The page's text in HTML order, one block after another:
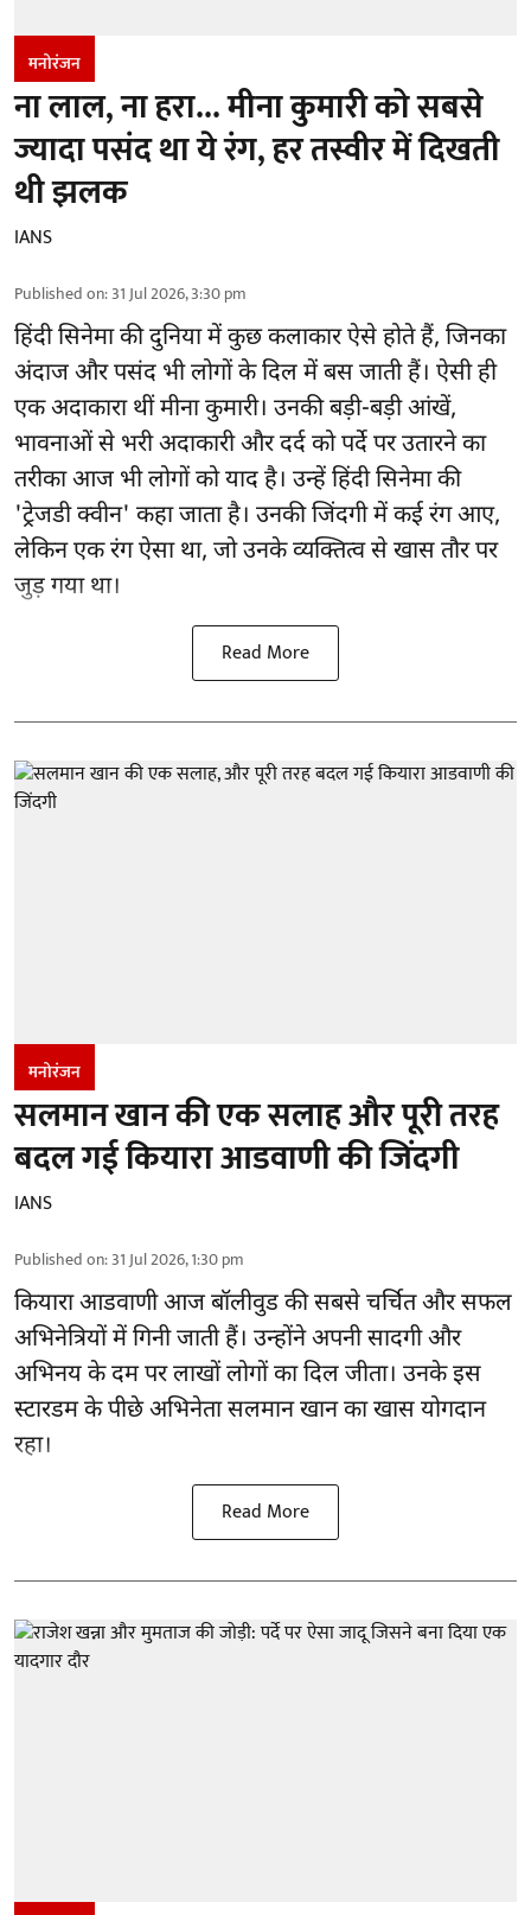
मनोरंजन
ना लाल, ना हरा... मीना कुमारी को सबसे
ज्यादा पसंद था ये रंग, हर तस्वीर में दिखती
थी झलक
IANS
Published on:31 Jul 2026, 3:30 pm
हिंदी सिनेमा की दुनिया में कुछ कलाकार ऐसे होते हैं, जिनका
अंदाज और पसंद भी लोगों के दिल में बस जाती हैं। ऐसी ही
एक अदाकारा थीं मीना कुमारी। उनकी बड़ी-बड़ी आंखें,
भावनाओं से भरी अदाकारी और दर्द को पर्दे पर उतारने का
तरीका आज भी लोगों को याद है। उन्हें हिंदी सिनेमा की
'ट्रेजडी क्वीन' कहा जाता है। उनकी जिंदगी में कई रंग आए,
लेकिन एक रंग ऐसा था, जो उनके व्यक्तित्व से खास तौर पर
जुड़ गया था।
Read More
मनोरंजन
सलमान खान की एक सलाह और पूरी तरह
बदल गई कियारा आडवाणी की जिंदगी
IANS
Published on:31 Jul 2026, 1:30 pm
कियारा आडवाणी आज बॉलीवुड की सबसे चर्चित और सफल
अभिनेत्रियों में गिनी जाती हैं। उन्होंने अपनी सादगी और
अभिनय के दम पर लाखों लोगों का दिल जीता। उनके इस
स्टारडम के पीछे अभिनेता सलमान खान का खास योगदान
रहा।
Read More